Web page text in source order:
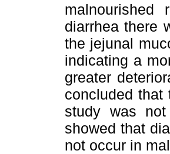
diarrhea there
the jejunal
indicating a
greater
concluded that
study was
showed that
not occur in